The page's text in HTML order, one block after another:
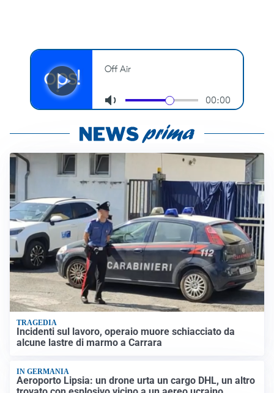
TRAGEDIA
Incidenti sul lavoro, operaio muore schiacciato da
alcune lastre di marmo a Carrara
IN GERMANIA
Aeroporto Lipsia: un drone urta un cargo DHL, un altro